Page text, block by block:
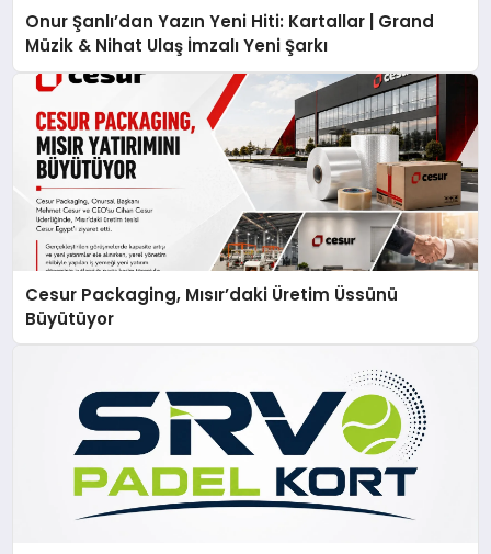
Onur Şanlı’dan Yazın Yeni Hiti: Kartallar | Grand
Müzik & Nihat Ulaş İmzalı Yeni Şarkı
Cesur Packaging, Mısır’daki Üretim Üssünü
Büyütüyor